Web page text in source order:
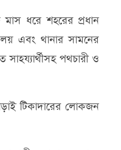
ধরে শহরের প্রধান
এবং থানার সামনের
পথচারী ও
টিকাদারের লোকজন